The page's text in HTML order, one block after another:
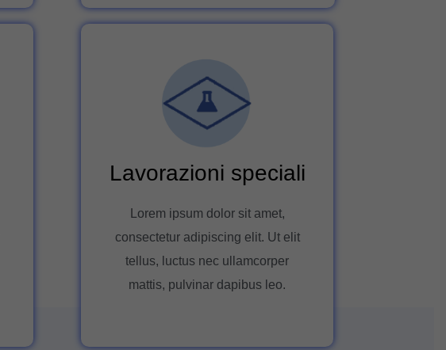
Lavorazioni speciali
Lorem ipsum dolor sit amet,
consectetur adipiscing elit. Ut elit
tellus, luctus nec ullamcorper
mattis, pulvinar dapibus leo.